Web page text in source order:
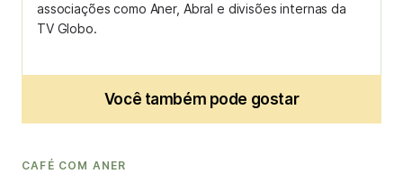
associações como Aner, Abral e divisões internas da
TV Globo.
Você também pode gostar
CAFÉ COM ANER